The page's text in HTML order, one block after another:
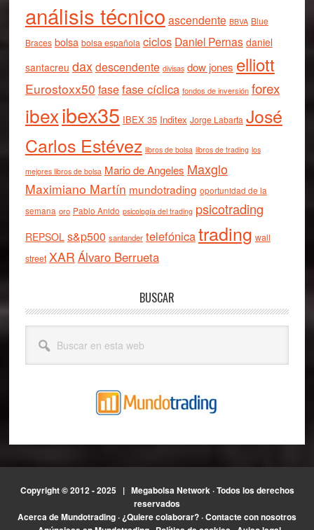
análisis técnico ascendente BBVA Blue
Braces bolsa bolsa española ciclos Daniel Pernas daniel
santacreu daxdescendente divisas dow jones elliott
Eurostoxx50 fasefase cíclica fondos de inversión forex
ibexibex35 IBEX 35 Inditex Jorge Labarta José
Carlos Estévez libros de bolsa libros de trading los
mejores libros de bolsa Mario de Angeles Maxglo
Maximiano Martín mundotrading oportunidad de la
semana oro Pablo Anido psicología del trading psicotrading
REPSOL s&p500 santander telefónicatrading wall
street XAR Álvaro Berrueta
BUSCAR
esta
Copyright © 2012 - 2025 | Megabolsa Network· Todos los derechos
reservados
Acerca de Mundotrading ·¿Quiere colaborar? ·Contacte con nosotros